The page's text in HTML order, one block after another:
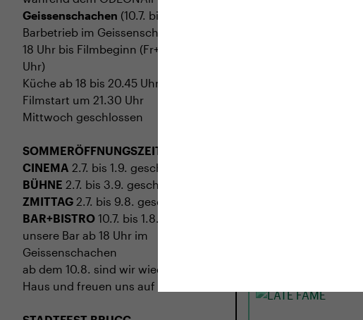
Geissenschachen (10.7. bis 1.8.)
Barbetrieb im Geissenschachen ab
18 Uhr bis Filmbeginn (Fr+Sa bis 1
Uhr)
Küche ab 18 bis 20.45 Uhr
Filmstart um 21.30 Uhr
Mittwoch geschlossen
SOMMERÖFFNUNGSZEITEN
CINEMA 2.7. bis 1.9. geschlossen
BÜHNE 2.7. bis 3.9. geschlossen
ZMITTAG 2.7. bis 9.8. geschlossen
BAR+BISTRO 10.7. bis 1.8. findet ihr
unsere Bar ab 18 Uhr im
Geissenschachen
ab dem 10.8. sind wir wieder im
Haus und freuen uns auf euch <3